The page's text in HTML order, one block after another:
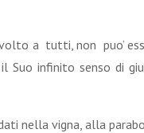
a tutti, non puo’
Suo infinito senso di
nella vigna, alla